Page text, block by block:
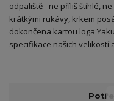
odpaliště - ne příliš štíhlé,
krátkými rukávy, krkem
dokončena kartou loga
specifikace našich velikostí